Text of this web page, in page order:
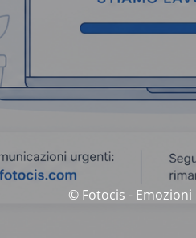
© Fotocis - Emozioni